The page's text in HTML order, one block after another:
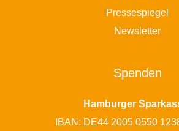
Pressespiegel
Newsletter
Spenden
Hamburger
IBAN: DE44 2005 0550